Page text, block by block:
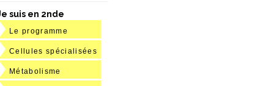
suis en 2nde
Le programme
Cellules spécialisées
Métabolisme